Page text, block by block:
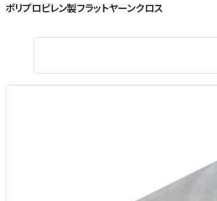
ポリプロピレン製フラットヤーンクロス